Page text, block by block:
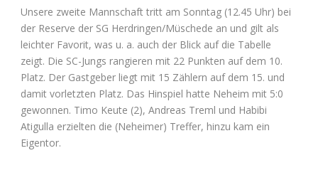
Unsere zweite Mannschaft tritt am Sonntag (12.45 Uhr) bei
der Reserve der SG Herdringen/Müschede an und gilt als
leichter Favorit, was u. a. auch der Blick auf die Tabelle
zeigt. Die SC-Jungs rangieren mit 22 Punkten auf dem 10.
Platz. Der Gastgeber liegt mit 15 Zählern auf dem 15. und
damit vorletzten Platz. Das Hinspiel hatte Neheim mit 5:0
gewonnen. Timo Keute (2), Andreas Treml und Habibi
Atigulla erzielten die (Neheimer) Treffer, hinzu kam ein
Eigentor.